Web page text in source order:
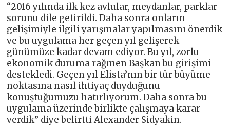
“2016 yılında ilk kez avlular, meydanlar, parklar
sorunu dile getirildi. Daha sonra onların
gelişimiyle ilgili yarışmalar yapılmasını önerdik
ve bu uygulama her geçen yıl gelişerek
günümüze kadar devam ediyor. Bu yıl, zorlu
ekonomik duruma rağmen Başkan bu girişimi
destekledi. Geçen yıl Elista’nın bir tür büyüme
noktasına nasıl ihtiyaç duyduğunu
konuştuğumuzu hatırlıyorum. Daha sonra bu
uygulama üzerinde birlikte çalışmaya karar
verdik” diye belirtti Alexander Sidyakin.